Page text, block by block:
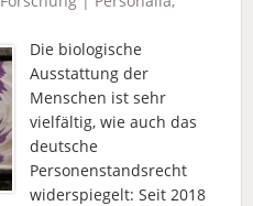
Die biologische
Ausstattung der
Menschen ist sehr
vielfältig, wie auch das
deutsche
Personenstandsrecht
widerspiegelt: Seit 2018